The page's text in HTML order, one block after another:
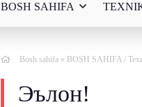
BOSH SAHIFA
Bosh sahifa » BOSH SAHIFA /
Эълон!